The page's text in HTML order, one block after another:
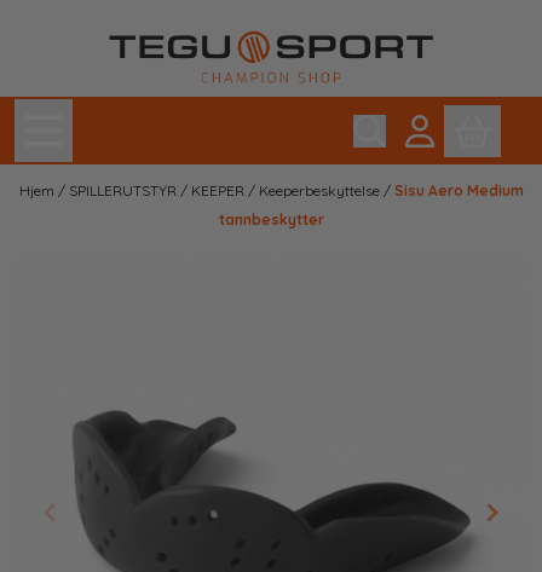
Hopp til innhold
Hjem / SPILLERUTSTYR / KEEPER / Keeperbeskyttelse / Sisu Aero Medium
tannbeskytter